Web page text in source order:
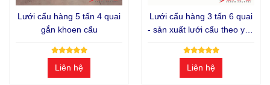
Lưới cẩu hàng 5 tấn 4 quai
gắn khoen cẩu
Liên hệ
Lưới cẩu hàng 3 tấn 6 quai
- sản xuất lưới cẩu theo yêu
Liên hệ